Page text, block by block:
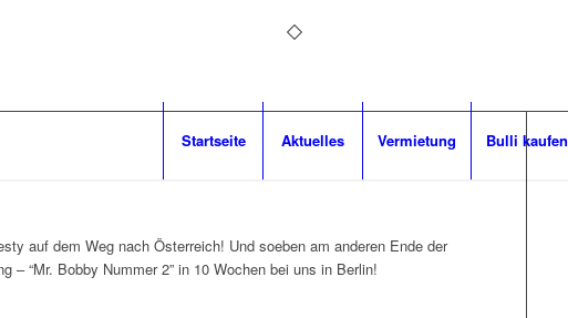
Startseite Aktuelles Vermietung Bulli kaufen
auf dem Weg nach Österreich! Und soeben am anderen Ende der
– “Mr. Bobby Nummer 2” in 10 Wochen bei uns in Berlin!